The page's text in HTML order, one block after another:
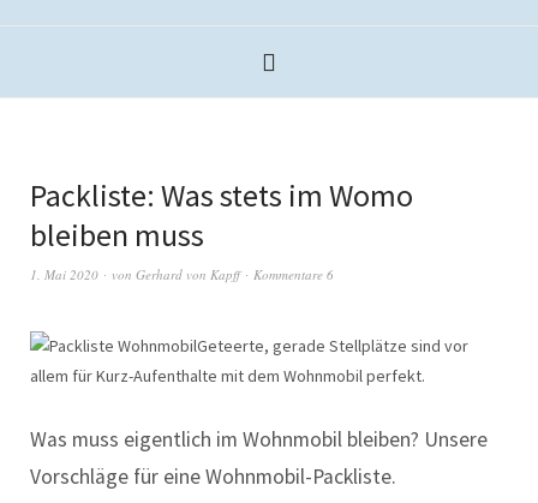
Packliste: Was stets im Womo
bleiben muss
1. Mai 2020 von Gerhard von Kapff Kommentare 6
Geteerte, gerade Stellplätze sind vor
allem für Kurz-Aufenthalte mit dem Wohnmobil perfekt.
Was muss eigentlich im Wohnmobil bleiben? Unsere
Vorschläge für eine Wohnmobil-Packliste.